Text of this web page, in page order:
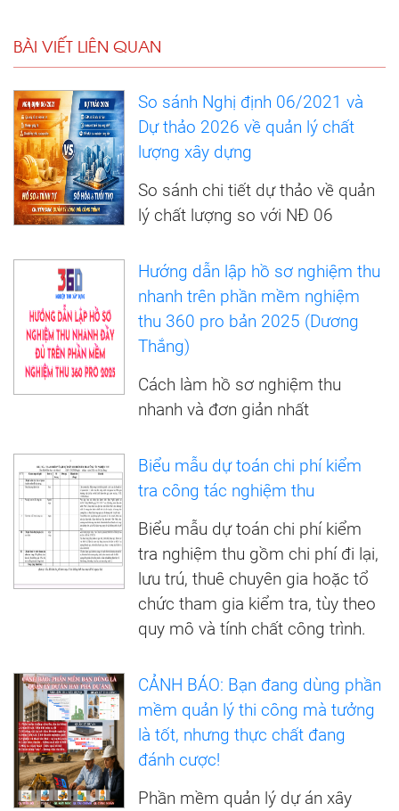
BÀI VIẾT LIÊN QUAN
So sánh Nghị định 06/2021 và
Dự thảo 2026 về quản lý chất
lượng xây dựng
So sánh chi tiết dự thảo về quản
lý chất lượng so với NĐ 06
Hướng dẫn lập hồ sơ nghiệm thu
nhanh trên phần mềm nghiệm
thu 360 pro bản 2025 (Dương
Thắng)
Cách làm hồ sơ nghiệm thu
nhanh và đơn giản nhất
Biểu mẫu dự toán chi phí kiểm
tra công tác nghiệm thu
Biểu mẫu dự toán chi phí kiểm
tra nghiệm thu gồm chi phí đi lại,
lưu trú, thuê chuyên gia hoặc tổ
chức tham gia kiểm tra, tùy theo
quy mô và tính chất công trình.
CẢNH BÁO: Bạn đang dùng phần
mềm quản lý thi công mà tưởng
là tốt, nhưng thực chất đang
đánh cược!
Phần mềm quản lý dự án xây